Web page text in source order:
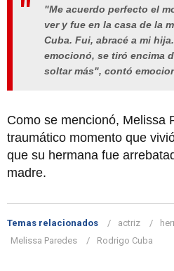
"Me acuerdo perfecto el
ver y fue en la casa de la
Cuba. Fui, abracé a mi
emocionó, se tiró encima
soltar más", contó
Como se mencionó, Melissa
traumático momento que
que su hermana fue
madre.
Temas relacionados actriz
Melissa Paredes
Rodrigo Cuba